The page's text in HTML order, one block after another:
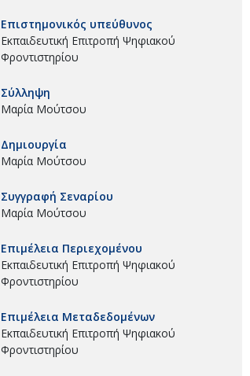
Επιστημονικός υπεύθυνος
Εκπαιδευτική Επιτροπή Ψηφιακού
Φροντιστηρίου
Σύλληψη
Μαρία Μούτσου
Δημιουργία
Μαρία Μούτσου
Συγγραφή Σεναρίου
Μαρία Μούτσου
Επιμέλεια Περιεχομένου
Εκπαιδευτική Επιτροπή Ψηφιακού
Φροντιστηρίου
Επιμέλεια Μεταδεδομένων
Εκπαιδευτική Επιτροπή Ψηφιακού
Φροντιστηρίου